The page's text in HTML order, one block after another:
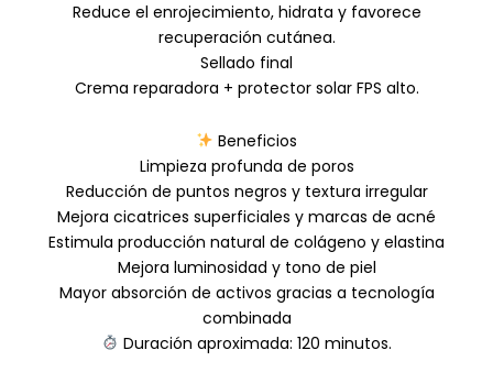
Reduce el enrojecimiento, hidrata y favorece
recuperación cutánea.
Sellado final
Crema reparadora + protector solar FPS alto.
Beneficios
Limpieza profunda de poros
Reducción de puntos negros y textura irregular
Mejora cicatrices superficiales y marcas de acné
Estimula producción natural de colágeno y elastina
Mejora luminosidad y tono de piel
Mayor absorción de activos gracias a tecnología
combinada
Duración aproximada: 120 minutos.